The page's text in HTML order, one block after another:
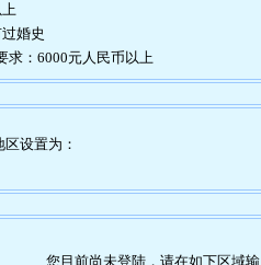
婚史
求：6000元人民币以上
设置为：
您目前尚未登陆，请在如下区域